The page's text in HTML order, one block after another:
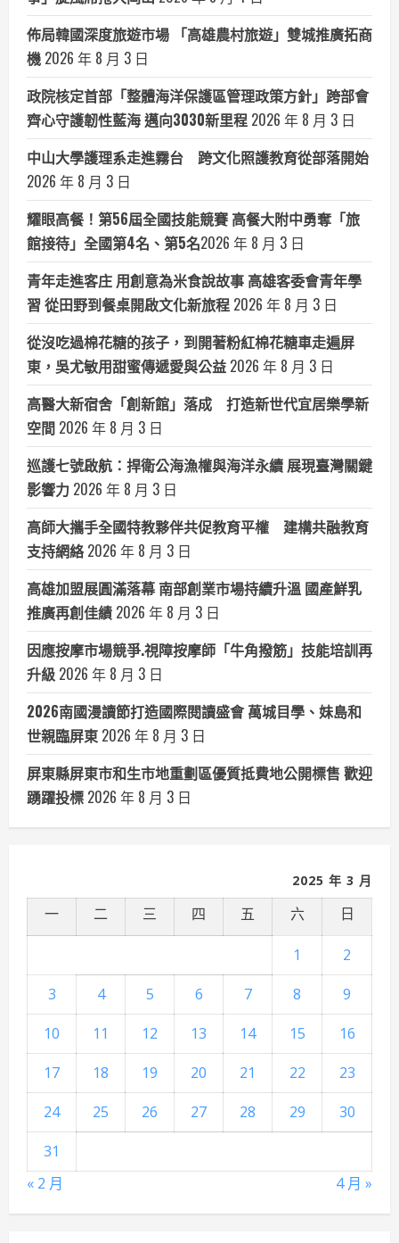
佈局韓國深度旅遊市場 「高雄農村旅遊」雙城推廣拓商
機 2026 年 8 月 3 日
政院核定首部「整體海洋保護區管理政策方針」跨部會
齊心守護韌性藍海 邁向3030新里程 2026 年 8 月 3 日
中山大學護理系走進霧台 跨文化照護教育從部落開始
2026 年 8 月 3 日
耀眼高餐！第56屆全國技能競賽 高餐大附中勇奪「旅
館接待」全國第4名、第5名​2026 年 8 月 3 日
青年走進客庄 用創意為米食說故事 高雄客委會青年學
習 從田野到餐桌開啟文化新旅程 2026 年 8 月 3 日
從沒吃過棉花糖的孩子，到開著粉紅棉花糖車走遍屏
東，吳尤敏用甜蜜傳遞愛與公益 2026 年 8 月 3 日
高醫大新宿舍「創新館」落成 打造新世代宜居樂學新
空間 2026 年 8 月 3 日
巡護七號啟航：捍衛公海漁權與海洋永續 展現臺灣關鍵
影響力 2026 年 8 月 3 日
高師大攜手全國特教夥伴共促教育平權 建構共融教育
支持網絡 2026 年 8 月 3 日
高雄加盟展圓滿落幕 南部創業市場持續升溫 國產鮮乳
推廣再創佳績 2026 年 8 月 3 日
因應按摩市場競爭.視障按摩師「牛角撥筋」技能培訓再
升級 2026 年 8 月 3 日
2026南國漫讀節打造國際閱讀盛會 萬城目學、妹島和
世親臨屏東 2026 年 8 月 3 日
屏東縣屏東市和生市地重劃區優質抵費地公開標售 歡迎
踴躍投標 2026 年 8 月 3 日
2025 年 3 月
一 二 三 四 五 六 日
1
2
3
4 5 6 7 8
9
10
11 12 13 14 15
16
17
18 19 20 21 22
23
24
25 26 27 28 29
30
31
« 2 月
4 月 »